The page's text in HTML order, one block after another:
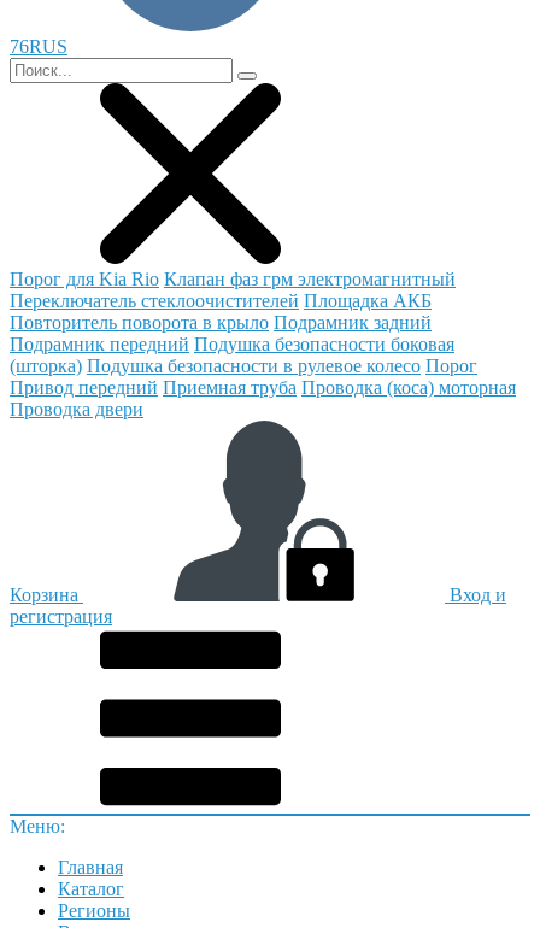
76RUS
Порог для Kia Rio Клапан фаз грм электромагнитный
Переключатель стеклоочистителей Площадка АКБ
Повторитель поворота в крыло Подрамник задний
Подрамник передний Подушка безопасности боковая
(шторка) Подушка безопасности в рулевое колесо Порог
Привод передний Приемная труба Проводка (коса) моторная
Проводка двери
Корзина
Вход и
регистрация
Меню:
Главная
Каталог
Регионы